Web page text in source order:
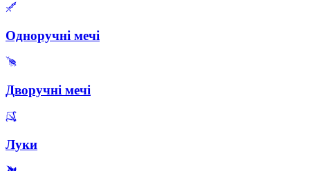
Одноручні мечі
Дворучні мечі
Луки